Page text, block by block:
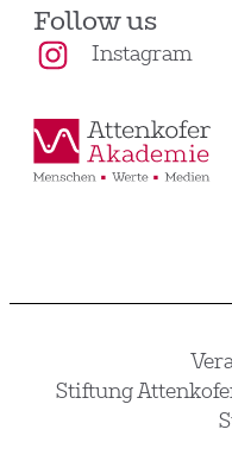
Follow us
Instagram
Stiftung